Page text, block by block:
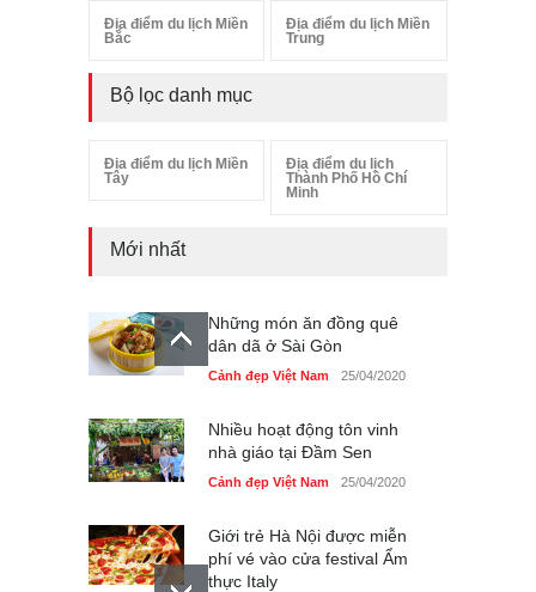
Địa điểm du lịch Miền
Bắc
Địa điểm du lịch Miền
Trung
Bộ lọc danh mục
Địa điểm du lịch Miền
Tây
Địa điểm du lịch
Thành Phố Hồ Chí
Minh
Mới nhất
Những món ăn đồng quê
dân dã ở Sài Gòn
Cảnh đẹp Việt Nam 25/04/2020
Nhiều hoạt động tôn vinh
nhà giáo tại Đầm Sen
Cảnh đẹp Việt Nam 25/04/2020
Giới trẻ Hà Nội được miễn
phí vé vào cửa festival Ẩm
thực Italy